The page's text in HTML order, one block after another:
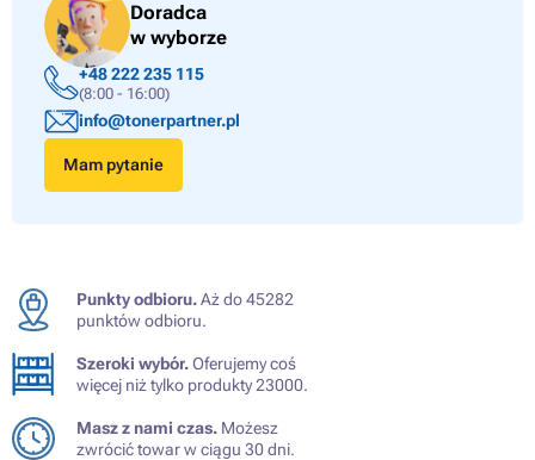
Doradca
w wyborze
+48 222 235 115
(8:00 - 16:00)
info@tonerpartner.pl
Mam pytanie
Punkty odbioru.Aż do 45282
punktów odbioru.
Szeroki wybór.Oferujemy coś
więcej niż tylko produkty 23000.
Masz z nami czas. Możesz
zwrócić towar w ciągu 30 dni.